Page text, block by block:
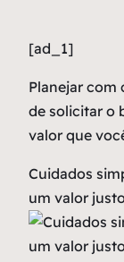
[ad_1]
Planejar com
de solicitar o
valor que
Cuidados
um valor